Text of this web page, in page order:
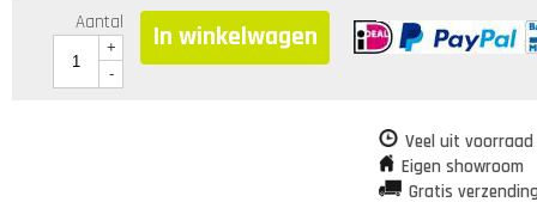
Aantal
+
-
In winkelwagen
Veel uit
Eigen showroom
Gratis